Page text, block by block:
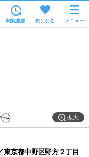
ら
間から
ら
から
閲覧履歴 気になる メニュー
拡大
京都中野区野方２丁目